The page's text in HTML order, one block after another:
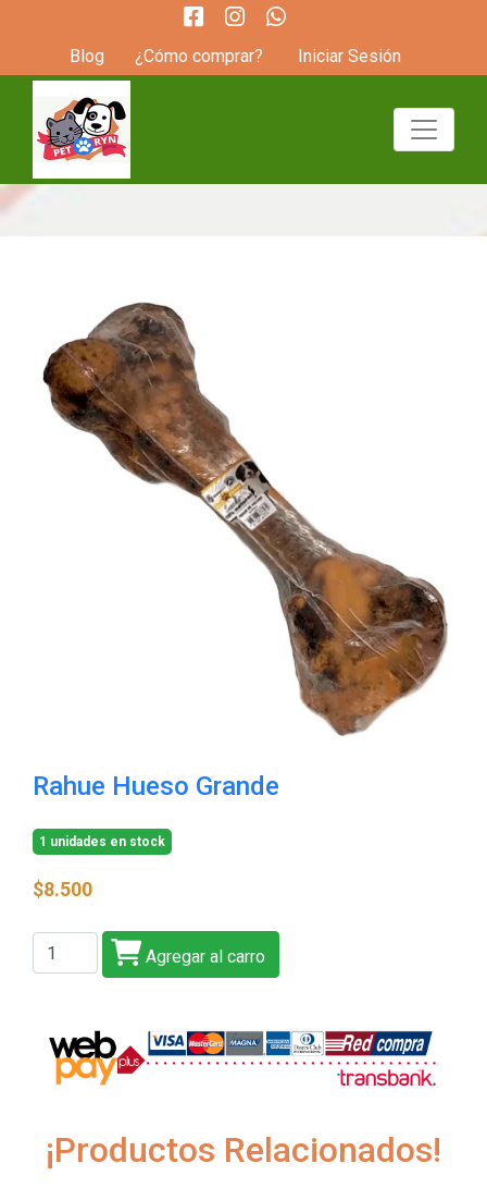
Blog ¿Cómo comprar? Iniciar Sesión
Rahue Hueso Grande
1 unidades en stock
$8.500
Agregar al carro
¡Productos Relacionados!